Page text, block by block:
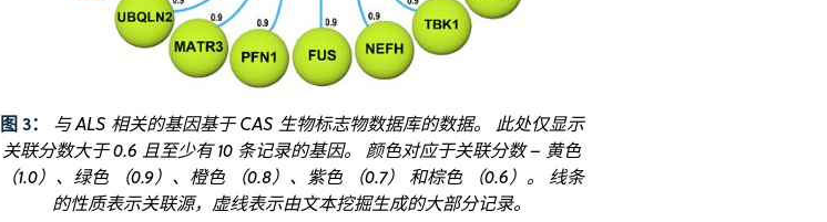
图 3： 与 ALS 相关的基因基于 CAS 生物标志物数据库的数据。 此处仅显示
关联分数大于 0.6 且至少有 10 条记录的基因。 颜色对应于关联分数 – 黄色
（1.0）、绿色 （0.9）、橙色 （0.8）、紫色 （0.7） 和棕色 （0.6）。 线条
的性质表示关联源，虚线表示由文本挖掘生成的大部分记录。